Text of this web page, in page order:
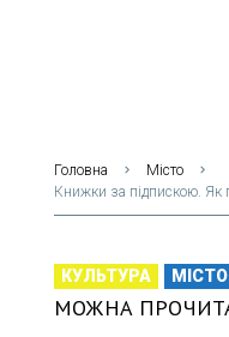
Головна
Місто
Книжки за підпискою. Як
КУЛЬТУРА МІСТО
МОЖНА